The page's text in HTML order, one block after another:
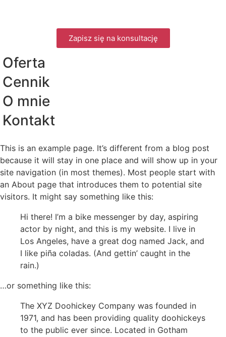
Zapisz się na konsultację
Oferta
Cennik
O mnie
Kontakt
This is an example page. It’s different from a blog post
because it will stay in one place and will show up in your
site navigation (in most themes). Most people start with
an About page that introduces them to potential site
visitors. It might say something like this:
Hi there! I’m a bike messenger by day, aspiring
actor by night, and this is my website. I live in
Los Angeles, have a great dog named Jack, and
I like piña coladas. (And gettin’ caught in the
rain.)
…or something like this:
The XYZ Doohickey Company was founded in
1971, and has been providing quality doohickeys
to the public ever since. Located in Gotham